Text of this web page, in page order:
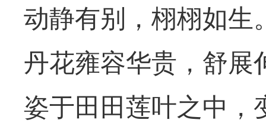
动静有别，栩栩如生
丹花雍容华贵，舒展
姿于田田莲叶之中，